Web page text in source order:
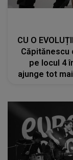
CU O
Căpitănescu
pe locul 4
ajunge tot